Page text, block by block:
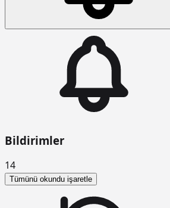
Bildirimler
14
Tümünü okundu işaretle